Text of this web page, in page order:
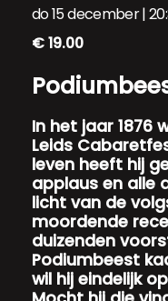
do 15 december |
€ 19.00
In het jaar 1876
Leids
leven heeft hij
applaus en alle
licht van de
moordende
duizenden
Podiumbeest
wil hij eindelijk